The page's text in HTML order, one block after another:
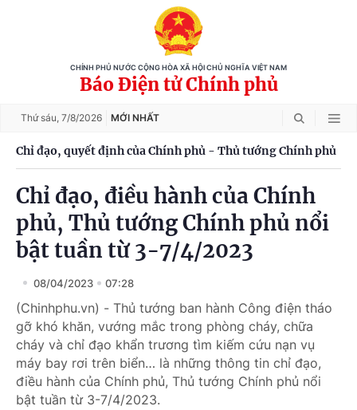
CHÍNH PHỦ NƯỚC CỘNG HÒA XÃ HỘI CHỦ NGHĨA VIỆT NAM
Báo Điện tử Chính phủ
Thứ sáu, 7/8/2026 MỚI NHẤT
Chỉ đạo, quyết định của Chính phủ - Thủ tướng Chính phủ
Chỉ đạo, điều hành của Chính
phủ, Thủ tướng Chính phủ nổi
bật tuần từ 3-7/4/2023
08/04/2023 07:28
(Chinhphu.vn) - Thủ tướng ban hành Công điện tháo
gỡ khó khăn, vướng mắc trong phòng cháy, chữa
cháy và chỉ đạo khẩn trương tìm kiếm cứu nạn vụ
máy bay rơi trên biển… là những thông tin chỉ đạo,
điều hành của Chính phủ, Thủ tướng Chính phủ nổi
bật tuần từ 3-7/4/2023.